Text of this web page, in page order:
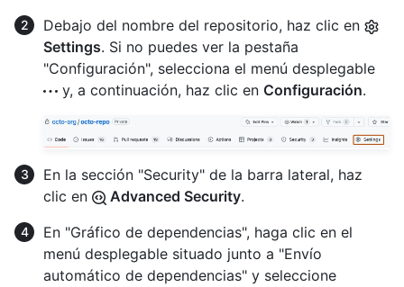
Debajo del nombre del repositorio, haz clic en
Settings. Si no puedes ver la pestaña
"Configuración", selecciona el menú desplegable
y, a continuación, haz clic en Configuración.
En la sección "Security" de la barra lateral, haz
clic en
Advanced Security.
En "Gráfico de dependencias", haga clic en el
menú desplegable situado junto a "Envío
automático de dependencias" y seleccione